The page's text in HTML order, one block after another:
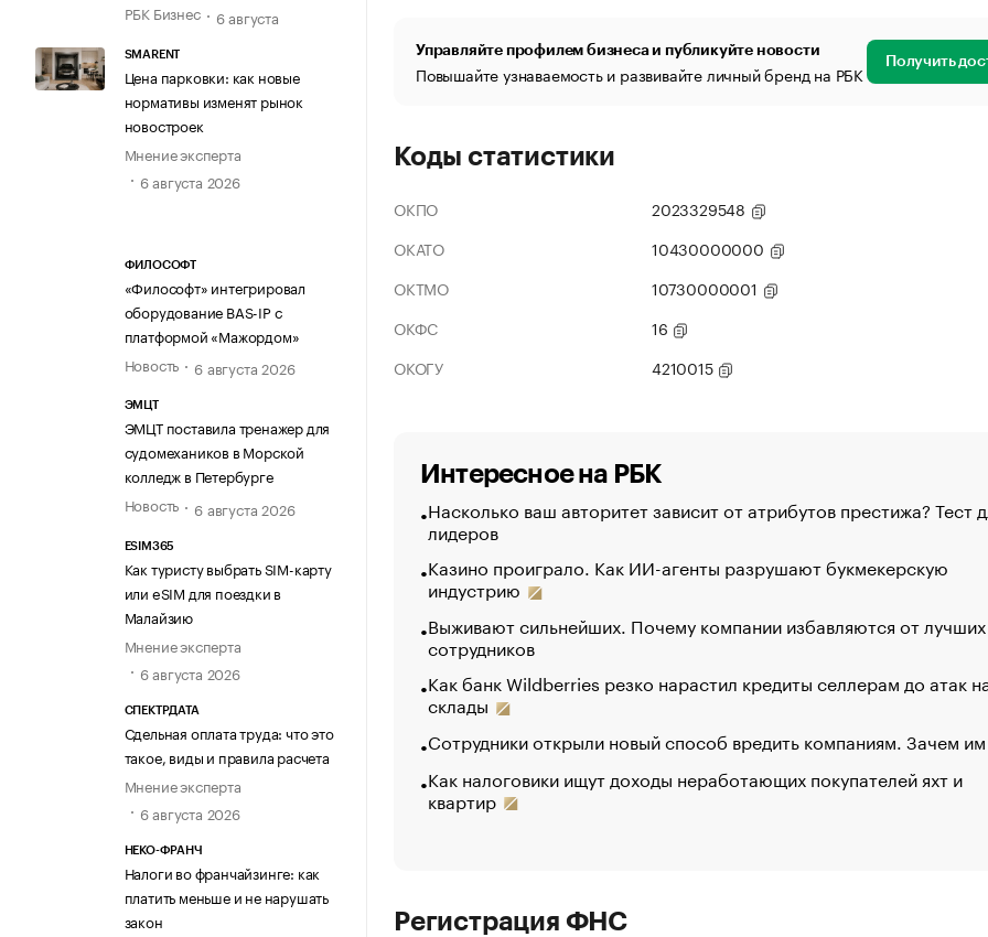
РБК Бизнес
6 августа
SMARENT
Цена парковки: как новые
нормативы изменят рынок
новостроек
Мнение эксперта
6 августа 2026
ФИЛОСОФТ
«Философт» интегрировал
оборудование BAS-IP с
платформой «Мажордом»
Новость
6 августа 2026
ЭМЦТ
ЭМЦТ поставила тренажер для
судомехаников в Морской
колледж в Петербурге
Новость
6 августа 2026
ESIM365
Как туристу выбрать SIM-карту
или eSIM для поездки в
Малайзию
Мнение эксперта
6 августа 2026
СПЕКТРДАТА
Сдельная оплата труда: что это
такое, виды и правила расчета
Мнение эксперта
6 августа 2026
НЕКО-ФРАНЧ
Налоги во франчайзинге: как
платить меньше и не нарушать
закон
Управляйте профилем бизнеса и публикуйте новости
Повышайте узнаваемость и развивайте личный бренд на РБК Получить
Коды статистики
ОКПО
2023329548
ОКАТО
10430000000
ОКТМО
10730000001
ОКФС
16
ОКОГУ
4210015
Интересное на РБК
Насколько ваш авторитет зависит от атрибутов престижа? Тест
лидеров
Казино проиграло. Как ИИ-агенты разрушают букмекерскую
индустрию
Выживают сильнейших. Почему компании избавляются от лучших
сотрудников
Как банк Wildberries резко нарастил кредиты селлерам до атак
склады
Сотрудники открыли новый способ вредить компаниям. Зачем
Как налоговики ищут доходы неработающих покупателей яхт и
квартир
Регистрация ФНС